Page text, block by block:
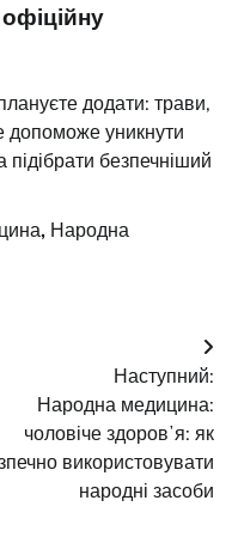
додати: трави,
допоможе уникнути
безпечніший
, Народна
Наступний:
Народна медицина:
чоловіче здоровʼя: як
використовувати
народні засоби